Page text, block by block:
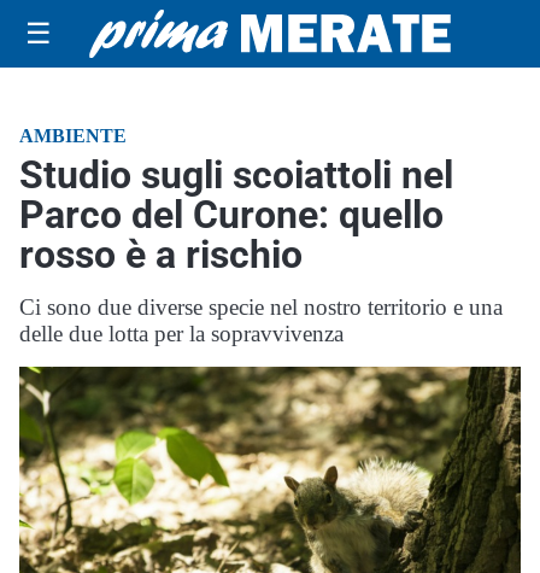
☰
AMBIENTE
Studio sugli scoiattoli nel
Parco del Curone: quello
rosso è a rischio
Ci sono due diverse specie nel nostro territorio e una
delle due lotta per la sopravvivenza